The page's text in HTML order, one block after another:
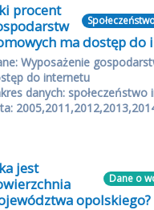
procent
ma dostęp do
Wyposażenie
do internetu
danych:
Dane o
jest
opolskiego?